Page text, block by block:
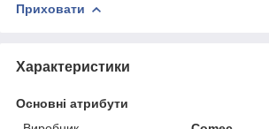
Приховати
Характеристики
Основні атрибути